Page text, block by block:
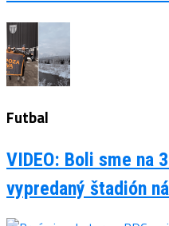
Futbal
VIDEO: Boli sme na
vypredaný štadión